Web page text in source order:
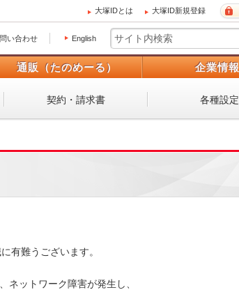
大塚IDとは 大塚ID新規登録
い合わせ English
通販（たのめーる） 企業情報
契約・請求書 各種設定
有難うございます。
ネットワーク障害が発生し、